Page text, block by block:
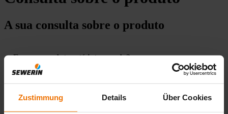
Zustimmung Details Über Cookies
A sua consulta sobre o produto
Em que produto está interessado?